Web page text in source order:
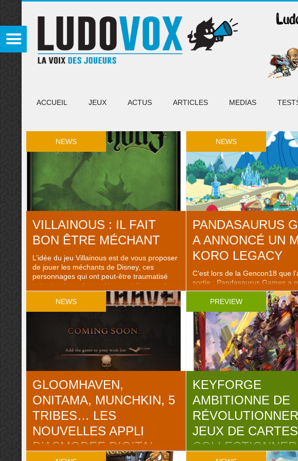
ACCUEIL JEUX ACTUS ARTICLES MEDIAS
NEWS
VILLAINOUS : IL FAIT
BON ÊTRE MÉCHANT
L’idée du jeu Villainous est de vous proposer
de jouer les méchants de Disney, ces
personnages qui ont peut-être traumatisé
votre tendre enfance. Un peu à l’image du
film Maleficent de Robert Stromberg
(« Maléfique » sorti en 2014), on vous invite
à passer du côté obscure pour voir comment
NEWS
PANDASAURUS
A ANNONCÉ UN
KORO LEGACY
C‘est lors de la Gencon18 que
sortie : Pandasaurus Games a
sortir Machi Koro Legacy pour
non, contrairement à ce que
ont d’abord cru, ce n’est pas
L’auteur de Machi Koro (jeu
rappeler, a été traduit en
France), ..
NEWS
GLOOMHAVEN,
ONITAMA, MUNCHKIN, 5
TRIBES… LES
NOUVELLES APPLI
D’ASMODEE DIGITAL
PREVIEW
KEYFORGE
AMBITIONNE DE
JEUX DE
COLLECTIONNER